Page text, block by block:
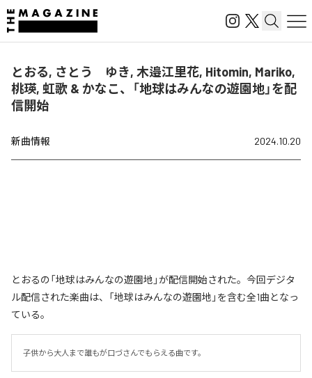
とおる, さとう ゆき, 木邉江里花, Hitomin, Mariko,
桃瑛, 虹歌 & かなこ、「地球はみんなの遊園地」を配
信開始
新曲情報 2024.10.20
とおるの「地球はみんなの遊園地」が配信開始された。今回デジタ
ル配信された楽曲は、「地球はみんなの遊園地」を含む全1曲となっ
ている。
子供から大人まで誰もが口づさんでもらえる曲です。